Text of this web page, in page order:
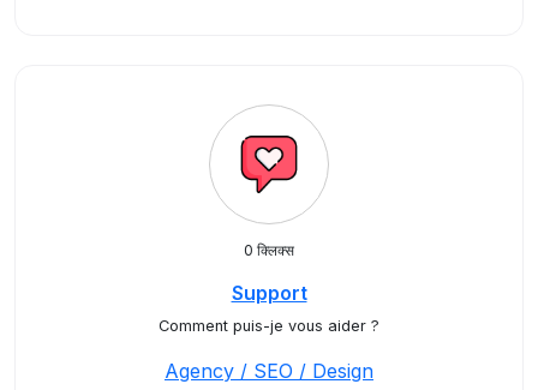
0 क्लिक्स
Support
Comment puis-je vous aider ?
Agency / SEO / Design